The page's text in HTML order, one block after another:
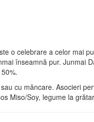
o celebrare a celor mai
înseamnă pur. Junmai
cu mâncare. Asocieri
Miso/Soy, legume la